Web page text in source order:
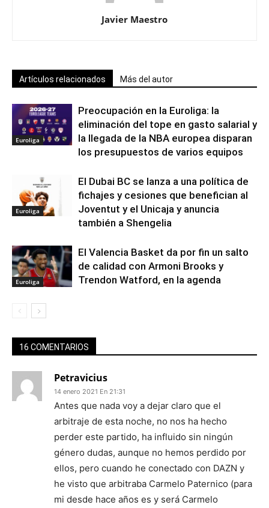
Javier Maestro
Artículos relacionados Más del autor
Euroliga
Preocupación en la Euroliga: la
eliminación del tope en gasto salarial y
la llegada de la NBA europea disparan
los presupuestos de varios equipos
Euroliga
El Dubai BC se lanza a una política de
fichajes y cesiones que benefician al
Joventut y el Unicaja y anuncia
también a Shengelia
Euroliga
El Valencia Basket da por fin un salto
de calidad con Armoni Brooks y
Trendon Watford, en la agenda
16 COMENTARIOS
Petravicius
14 enero 2021 En 21:31
Antes que nada voy a dejar claro que el
arbitraje de esta noche, no nos ha hecho
perder este partido, ha influido sin ningún
género dudas, aunque no hemos perdido por
ellos, pero cuando he conectado con DAZN y
he visto que arbitraba Carmelo Paternico (para
mi desde hace años es y será Carmelo